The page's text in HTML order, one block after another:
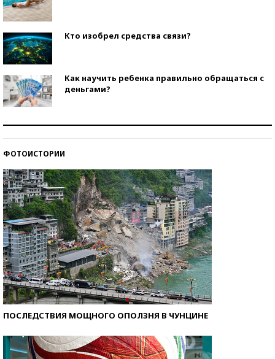
Кто изобрел средства связи?
Как научить ребенка правильно обращаться с
деньгами?
ФОТОИСТОРИИ
ПОСЛЕДСТВИЯ МОЩНОГО ОПОЛЗНЯ В ЧУНЦИНЕ